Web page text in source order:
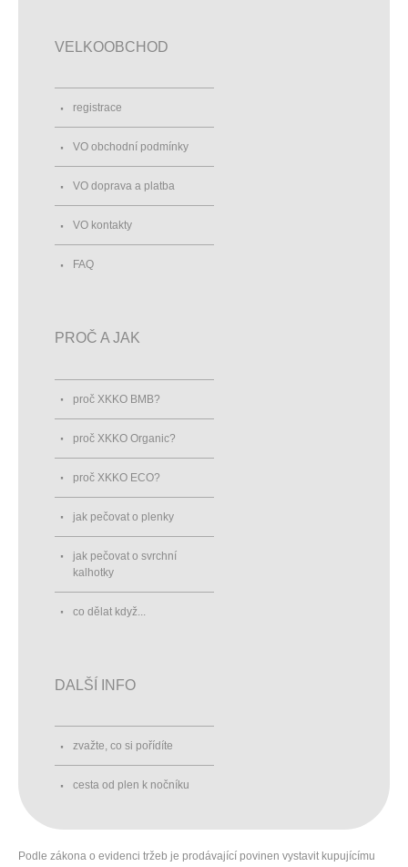
VELKOOBCHOD
registrace
VO obchodní podmínky
VO doprava a platba
VO kontakty
FAQ
PROČ A JAK
proč XKKO BMB?
proč XKKO Organic?
proč XKKO ECO?
jak pečovat o plenky
jak pečovat o svrchní
kalhotky
co dělat když...
DALŠÍ INFO
zvažte, co si pořídíte
cesta od plen k nočníku
Podle zákona o evidenci tržeb je prodávající povinen vystavit kupujícímu